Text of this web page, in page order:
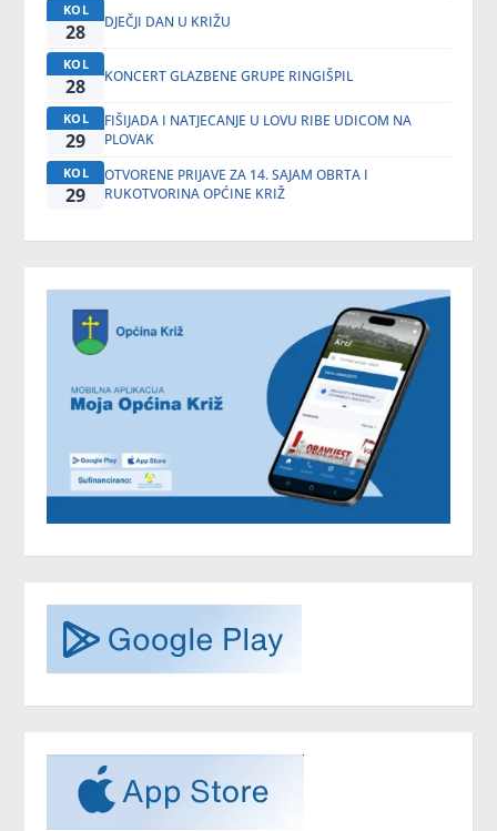
KOL
28 DJEČJI DAN U KRIŽU
KOL
28 KONCERT GLAZBENE GRUPE RINGIŠPIL
KOL
29
FIŠIJADA I NATJECANJE U LOVU RIBE UDICOM NA
PLOVAK
KOL
29
OTVORENE PRIJAVE ZA 14. SAJAM OBRTA I
RUKOTVORINA OPĆINE KRIŽ